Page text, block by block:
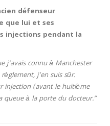
défenseur
que lui et ses
injections pendant la
j’avais connu à Manchester
j’en suis sûr.
injection (avant le huitième
queue à la porte du docteur.”